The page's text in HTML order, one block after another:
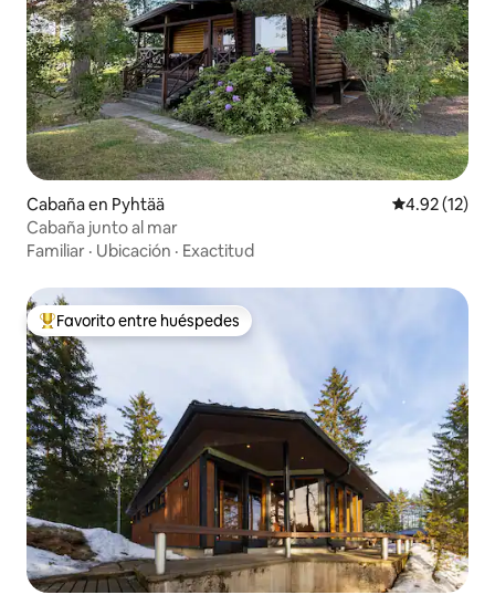
Cabaña en Pyhtää Calificación
4.92 (12)
Cabaña junto al mar
Familiar · Ubicación · Exactitud
Favorito entre huéspedes preferido
Favorito entre huéspedes